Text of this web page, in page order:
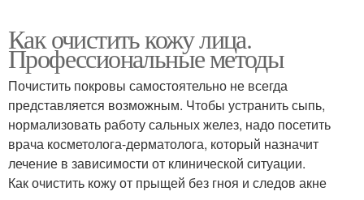
Как очистить кожу лица.
Профессиональные методы
Почистить покровы самостоятельно не всегда
представляется возможным. Чтобы устранить сыпь,
нормализовать работу сальных желез, надо посетить
врача косметолога-дерматолога, который назначит
лечение в зависимости от клинической ситуации.
Как очистить кожу от прыщей без гноя и следов акне